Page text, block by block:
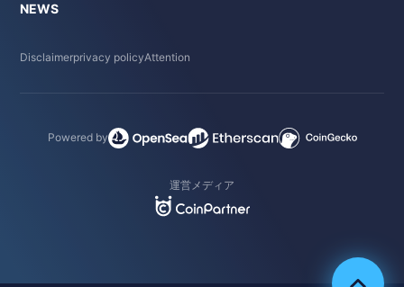
NEWS
Disclaimerprivacy policyAttention
Powered by
運営メディア